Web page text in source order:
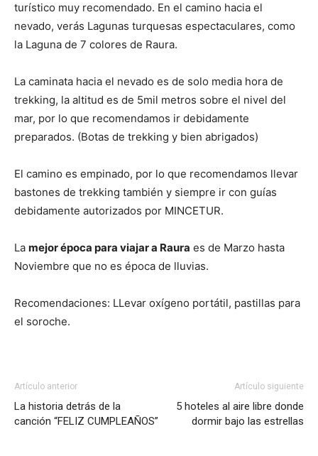
turístico muy recomendado. En el camino hacia el
nevado, verás Lagunas turquesas espectaculares, como
la Laguna de 7 colores de Raura.
La caminata hacia el nevado es de solo media hora de
trekking, la altitud es de 5mil metros sobre el nivel del
mar, por lo que recomendamos ir debidamente
preparados. (Botas de trekking y bien abrigados)
El camino es empinado, por lo que recomendamos llevar
bastones de trekking también y siempre ir con guías
debidamente autorizados por MINCETUR.
La mejor época para viajar a Raura es de Marzo hasta
Noviembre que no es época de lluvias.
Recomendaciones: LLevar oxígeno portátil, pastillas para
el soroche.
Artículo anterior
La historia detrás de la
canción “FELIZ CUMPLEAÑOS”
Artículo siguiente
5 hoteles al aire libre donde
dormir bajo las estrellas